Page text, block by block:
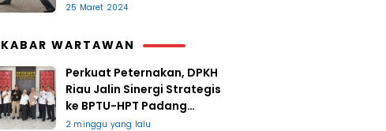
Sugesti
25 Maret 2024
KABAR WARTAWAN
Perkuat Peternakan, DPKH
Riau Jalin Sinergi Strategis
ke BPTU-HPT Padang
Mengatas
2 minggu yang lalu